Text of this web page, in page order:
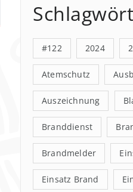
#122 2024
Atemschutz
Auszeichnung
Branddienst
Brandmelder
Einsatz Brand